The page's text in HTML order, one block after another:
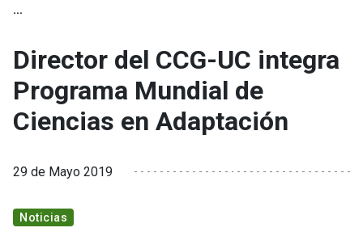
...
Director del CCG-UC integra
Programa Mundial de
Ciencias en Adaptación
29 de Mayo 2019
Noticias